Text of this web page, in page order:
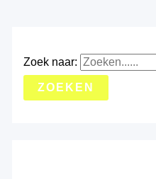
Zoek naar: